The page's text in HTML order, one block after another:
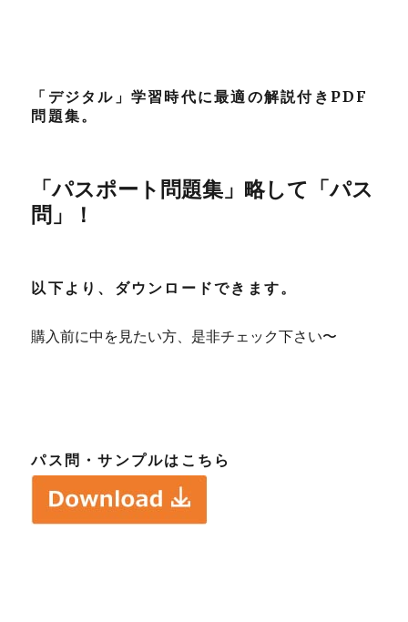
「デジタル」学習時代に最適の解説付きPDF
問題集。
「パスポート問題集」略して「パス
問」
！
以下より、ダウンロードできます。
購入前に中を見たい方、是非チェック下さい〜
パス問・サンプルはこちら